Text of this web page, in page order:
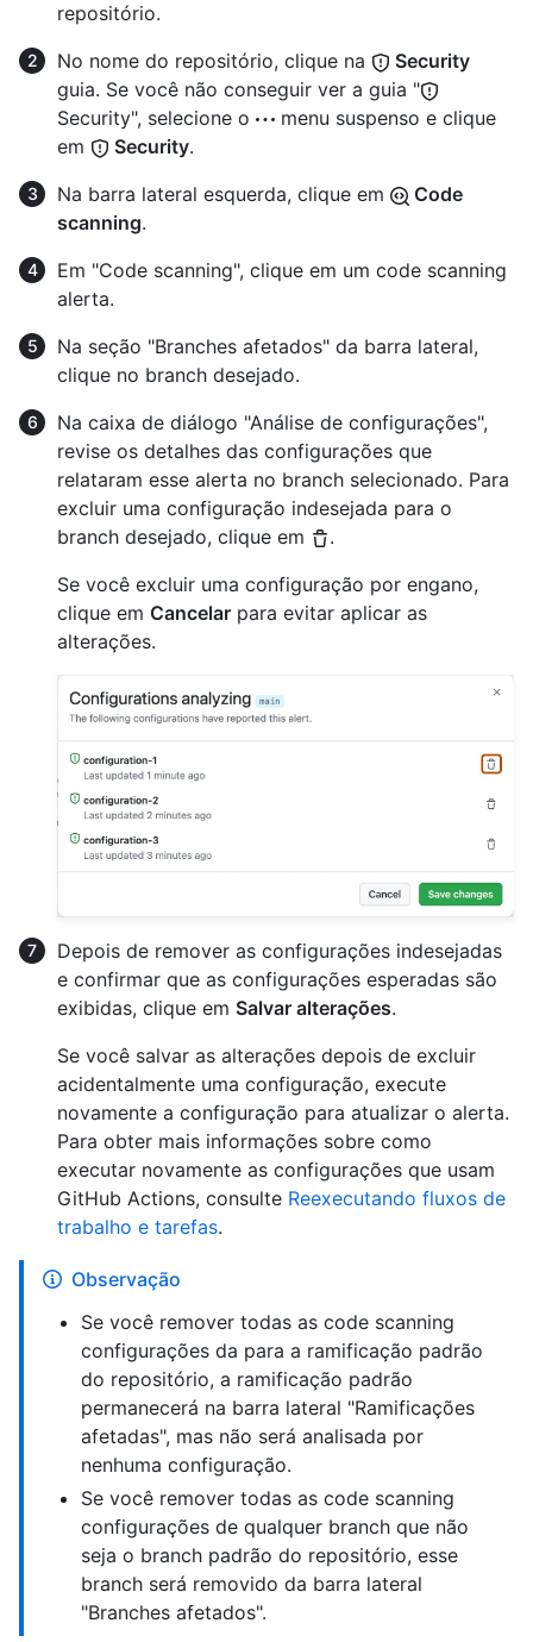
repositório.
No nome do repositório, clique na
Security
guia. Se você não conseguir ver a guia "
Security", selecione o
menu suspenso e clique
em
Security.
Na barra lateral esquerda, clique em
Code
scanning.
Em "Code scanning", clique em um code scanning
alerta.
Na seção "Branches afetados" da barra lateral,
clique no branch desejado.
Na caixa de diálogo "Análise de configurações",
revise os detalhes das configurações que
relataram esse alerta no branch selecionado. Para
excluir uma configuração indesejada para o
branch desejado, clique em
.
Se você excluir uma configuração por engano,
clique em Cancelar para evitar aplicar as
alterações.
Depois de remover as configurações indesejadas
e confirmar que as configurações esperadas são
exibidas, clique em Salvar alterações.
Se você salvar as alterações depois de excluir
acidentalmente uma configuração, execute
novamente a configuração para atualizar o alerta.
Para obter mais informações sobre como
executar novamente as configurações que usam
GitHub Actions, consulte Reexecutando fluxos de
trabalho e tarefas.
Observação
Se você remover todas as code scanning
configurações da para a ramificação padrão
do repositório, a ramificação padrão
permanecerá na barra lateral "Ramificações
afetadas", mas não será analisada por
nenhuma configuração.
Se você remover todas as code scanning
configurações de qualquer branch que não
seja o branch padrão do repositório, esse
branch será removido da barra lateral
"Branches afetados".